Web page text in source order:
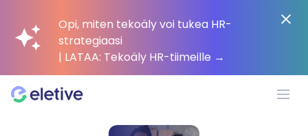
Opi, miten tekoäly voi tukea HR-
strategiaasi
| LATAA: Tekoäly HR-tiimeille →